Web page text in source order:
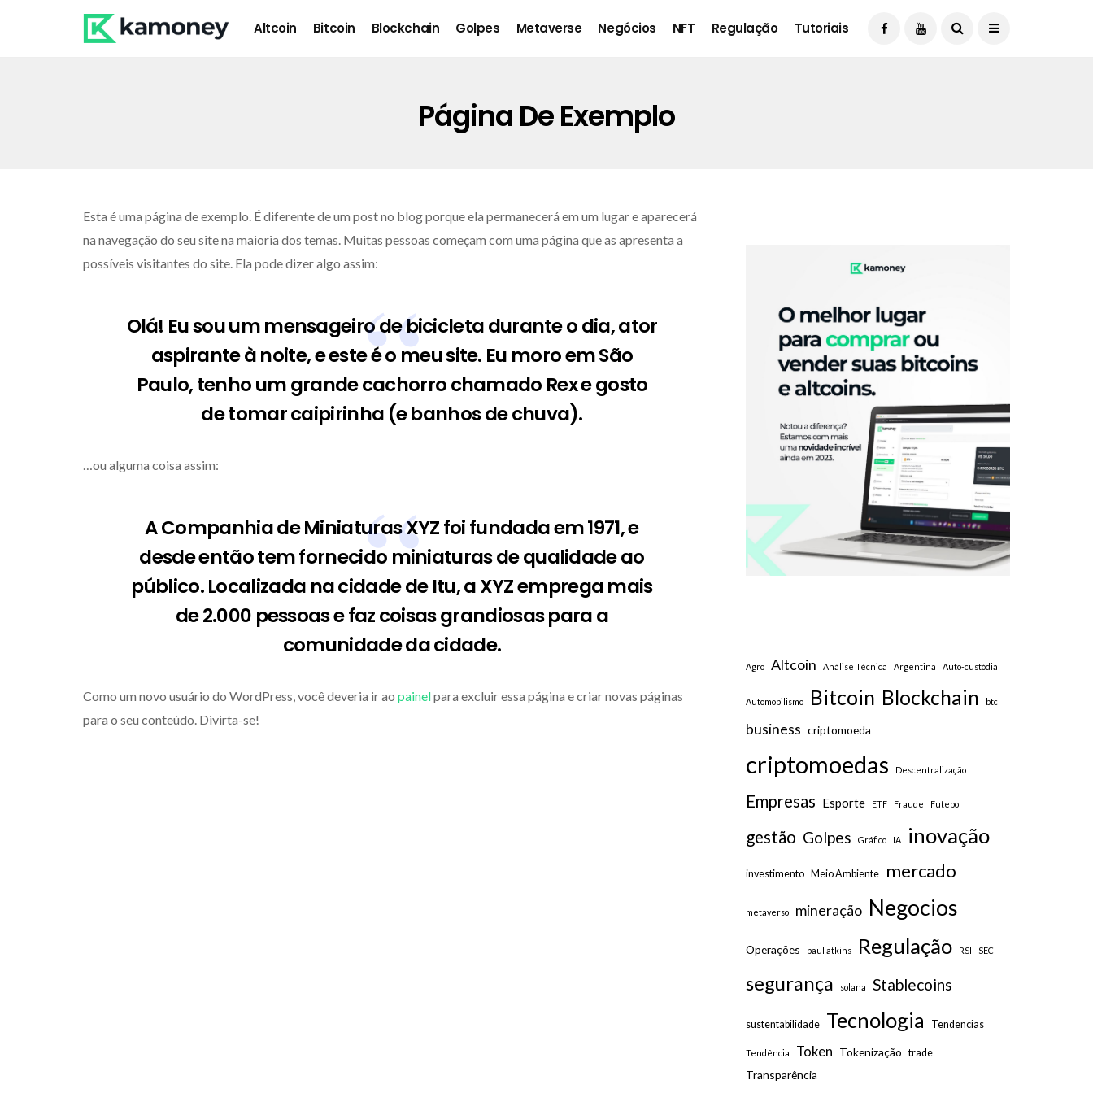
Altcoin Bitcoin Blockchain Golpes Metaverse Negócios NFT Regulação Tutoriais
Página De Exemplo
Esta é uma página de exemplo. É diferente de um post no blog porque ela permanecerá em um lugar e aparecerá
na navegação do seu site na maioria dos temas. Muitas pessoas começam com uma página que as apresenta a
possíveis visitantes do site. Ela pode dizer algo assim:
Olá! Eu sou um mensageiro de bicicleta durante o dia, ator
aspirante à noite, e este é o meu site. Eu moro em São
Paulo, tenho um grande cachorro chamado Rex e gosto
de tomar caipirinha (e banhos de chuva).
…ou alguma coisa assim:
A Companhia de Miniaturas XYZ foi fundada em 1971, e
desde então tem fornecido miniaturas de qualidade ao
público. Localizada na cidade de Itu, a XYZ emprega mais
de 2.000 pessoas e faz coisas grandiosas para a
comunidade da cidade.
Como um novo usuário do WordPress, você deveria ir ao painelpara excluir essa página e criar novas páginas
para o seu conteúdo. Divirta-se!
Agro Altcoin Análise Técnica Argentina Auto-custódia
Automobilismo Bitcoin Blockchain btc
business criptomoeda
criptomoedas Descentralização
Empresas Esporte ETF Fraude Futebol
gestão Golpes Gráfico IA inovação
investimento Meio Ambiente mercado
metaverso mineração Negocios
Operações paul atkins Regulação RSI SEC
segurança solana Stablecoins
sustentabilidade Tecnologia Tendencias
Tendência Token Tokenização trade
Transparência